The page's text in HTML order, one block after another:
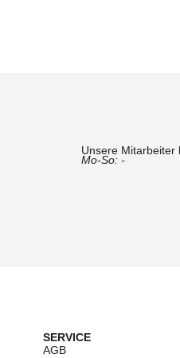
Unsere Mitarbeiter
Mo-So: -
SERVICE
AGB